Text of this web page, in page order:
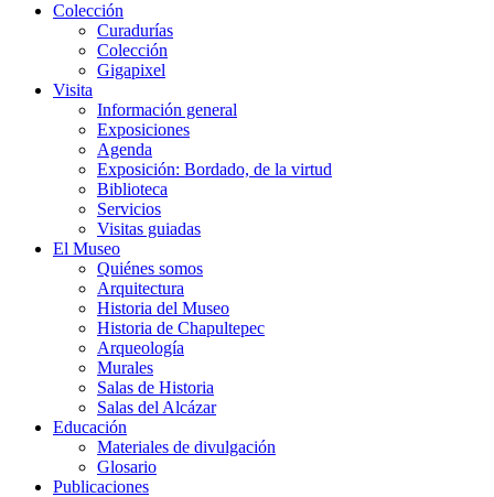
Colección
Curadurías
Colección
Gigapixel
Visita
Información general
Exposiciones
Agenda
Exposición: Bordado, de la virtud
Biblioteca
Servicios
Visitas guiadas
El Museo
Quiénes somos
Arquitectura
Historia del Museo
Historia de Chapultepec
Arqueología
Murales
Salas de Historia
Salas del Alcázar
Educación
Materiales de divulgación
Glosario
Publicaciones